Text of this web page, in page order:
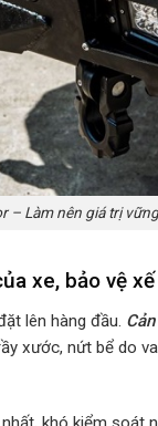
– Làm nên giá trị
xe, bảo vệ
lên hàng đầu.
xước, nứt bể do